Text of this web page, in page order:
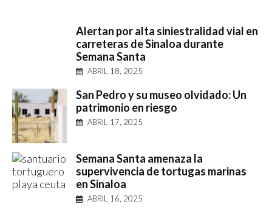
Alertan por alta siniestralidad vial en
carreteras de Sinaloa durante
Semana Santa
ABRIL 18, 2025
San Pedro y su museo olvidado: Un
patrimonio en riesgo
ABRIL 17, 2025
Semana Santa amenaza la
supervivencia de tortugas marinas
en Sinaloa
ABRIL 16, 2025